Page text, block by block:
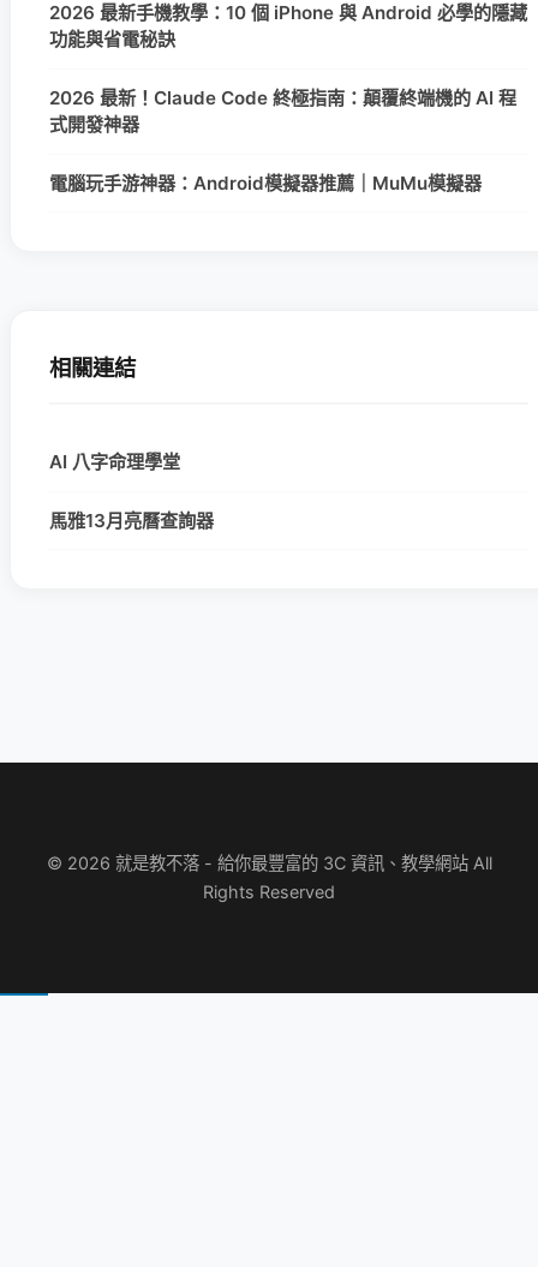
2026 最新手機教學：10 個 iPhone 與 Android 必學的隱藏
功能與省電秘訣
2026 最新！Claude Code 終極指南：顛覆終端機的 AI 程
式開發神器
電腦玩手游神器：Android模擬器推薦｜MuMu模擬器
相關連結
AI 八字命理學堂
馬雅13月亮曆查詢器
© 2026 就是教不落 - 給你最豐富的 3C 資訊、教學網站 All
Rights Reserved